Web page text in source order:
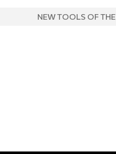
NEW TOOLS OF